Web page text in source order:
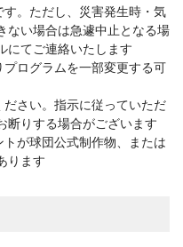
。ただし、災害発生時・気
ない場合は急遽中止となる場
にてご連絡いたします
ログラムを一部変更する可
さい。指示に従っていただ
断りする場合がございます
が球団公式制作物、または
ります